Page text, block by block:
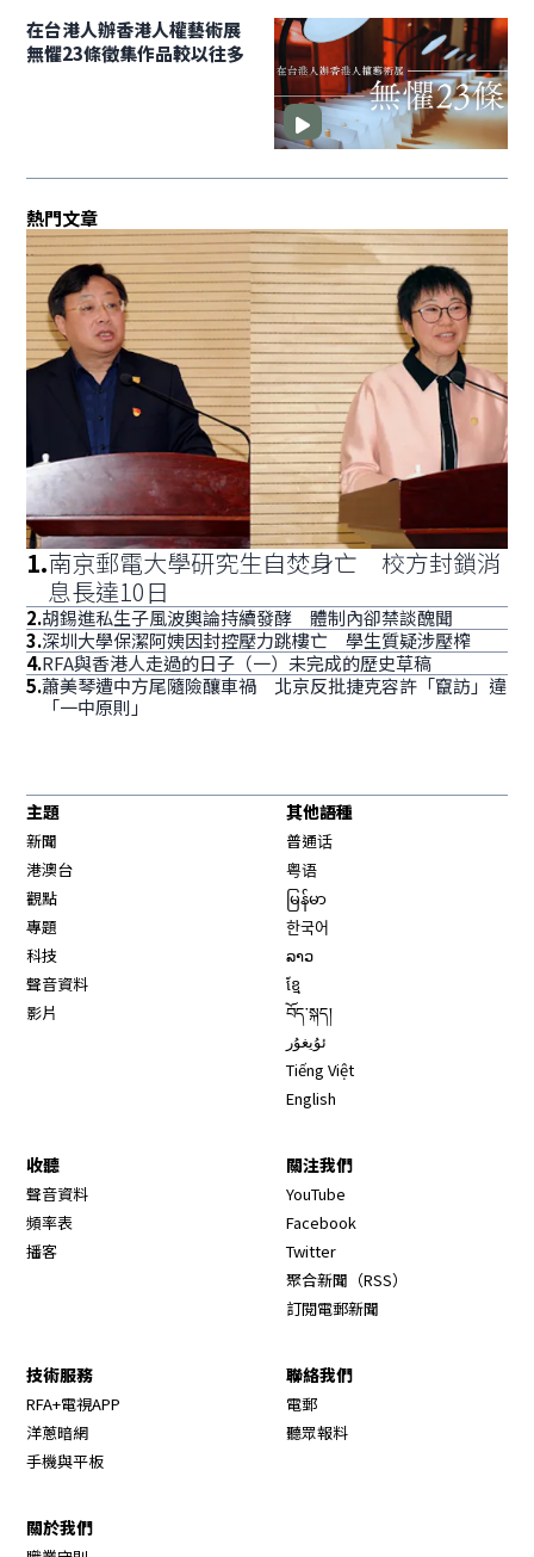
在台港人辦香港人權藝術展
無懼23條徵集作品較以往多
熱門文章
1.南京郵電大學研究生自焚身亡 校方封鎖消
息長達10日
2.胡錫進私生子風波輿論持續發酵 體制內卻禁談醜聞
3.深圳大學保潔阿姨因封控壓力跳樓亡 學生質疑涉壓榨
4.RFA與香港人走過的日子（一）未完成的歷史草稿
5.蕭美琴遭中方尾隨險釀車禍 北京反批捷克容許「竄訪」違
「一中原則」
主題
新聞
港澳台
觀點
專題
科技
聲音資料
影片
其他語種
普通话
粤语
မြန်မာ
한국어
ລາວ
ខ្មែ
བོད་སྐད།
ئۇيغۇر
Tiếng Việt
English
收聽
聲音資料
頻率表
播客
關注我們
YouTube
Facebook
Twitter
聚合新聞（RSS）
訂閱電郵新聞
技術服務
RFA+電視APP
洋蔥暗網
手機與平板
聯絡我們
電郵
聽眾報料
關於我們